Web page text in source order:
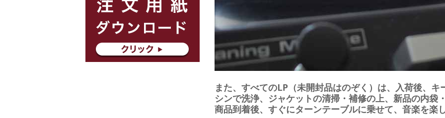
また、すべてのLP（未開封品はのぞく）は、入荷後、
シンで洗浄、ジャケットの清掃・補修の上、新品の内袋
商品到着後、すぐにターンテーブルに乗せて、音楽を楽